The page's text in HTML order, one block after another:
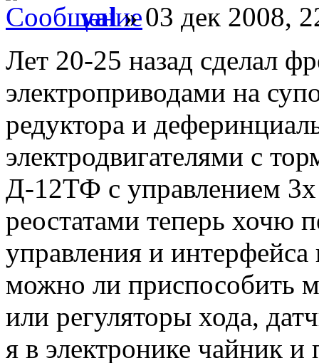
val» 03 дек 2008,
Лет 20-25 назад сделал
электроприводами на
редуктора и
электродвигателями с
Д-12ТФ с управлением
реостатами теперь хочю
управления и
можно ли приспособить
или регуляторы хода,
я в электронике чайник